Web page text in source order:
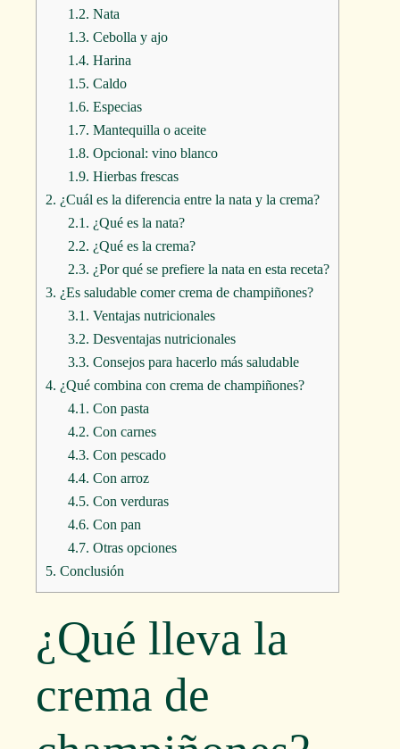
1.2. Nata
1.3. Cebolla y ajo
1.4. Harina
1.5. Caldo
1.6. Especias
1.7. Mantequilla o aceite
1.8. Opcional: vino blanco
1.9. Hierbas frescas
2. ¿Cuál es la diferencia entre la nata y la crema?
2.1. ¿Qué es la nata?
2.2. ¿Qué es la crema?
2.3. ¿Por qué se prefiere la nata en esta receta?
3. ¿Es saludable comer crema de champiñones?
3.1. Ventajas nutricionales
3.2. Desventajas nutricionales
3.3. Consejos para hacerlo más saludable
4. ¿Qué combina con crema de champiñones?
4.1. Con pasta
4.2. Con carnes
4.3. Con pescado
4.4. Con arroz
4.5. Con verduras
4.6. Con pan
4.7. Otras opciones
5. Conclusión
¿Qué lleva la
crema de